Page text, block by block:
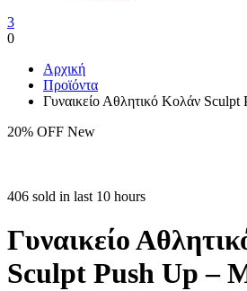
3
0
Αρχική
Προϊόντα
Γυναικείο Αθλητικό Κολάν
20% OFF New
406 sold in last 10 hours
Γυναικείο
Sculpt Push Up –